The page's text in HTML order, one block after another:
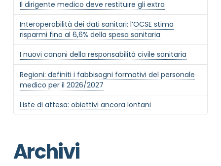
Il dirigente medico deve restituire gli extra
Interoperabilità dei dati sanitari: l’OCSE stima
risparmi fino al 6,6% della spesa sanitaria
I nuovi canoni della responsabilità civile sanitaria
Regioni: definiti i fabbisogni formativi del personale
medico per il 2026/2027
Liste di attesa: obiettivi ancora lontani
Archivi